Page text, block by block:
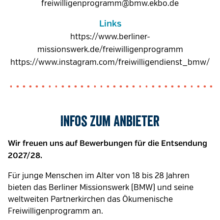
freiwilligenprogramm@bmw.ekbo.de
Links
https://www.berliner-
missionswerk.de/freiwilligenprogramm
https://www.instagram.com/freiwilligendienst_bmw/
Infos zum Anbieter
Wir freuen uns auf Bewerbungen für die Entsendung
2027/28.
Für junge Menschen im Alter von 18 bis 28 Jahren
bieten das Berliner Missionswerk (BMW) und seine
weltweiten Partnerkirchen das Ökumenische
Freiwilligenprogramm an.